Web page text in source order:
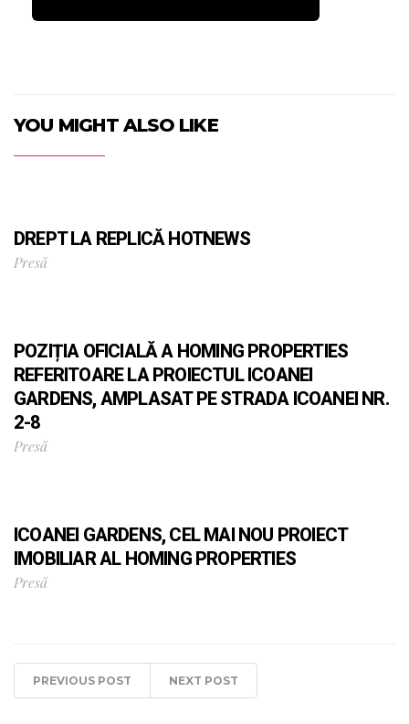
YOU MIGHT ALSO LIKE
DREPT LA REPLICĂ HOTNEWS
Presă
POZIȚIA OFICIALĂ A HOMING PROPERTIES
REFERITOARE LA PROIECTUL ICOANEI
GARDENS, AMPLASAT PE STRADA ICOANEI NR.
2-8
Presă
ICOANEI GARDENS, CEL MAI NOU PROIECT
IMOBILIAR AL HOMING PROPERTIES
Presă
PREVIOUS POST NEXT POST